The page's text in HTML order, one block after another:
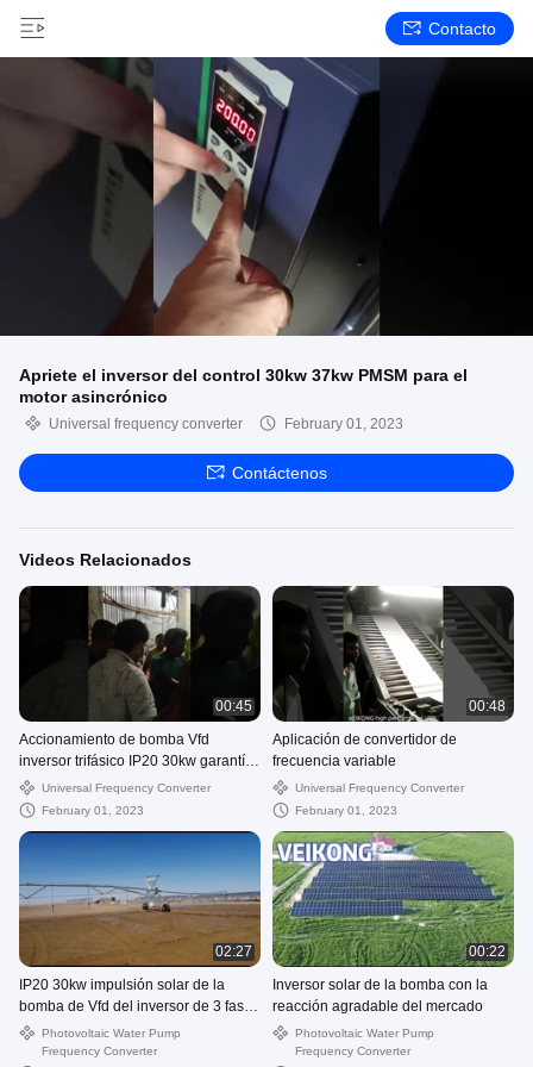
Contacto
Apriete el inversor del control 30kw 37kw PMSM para el
motor asincrónico
Universal frequency converter February 01, 2023
Contáctenos
Videos Relacionados
00:45
Accionamiento de bomba Vfd
inversor trifásico IP20 30kw garantía
de 18 meses
Universal Frequency Converter
February 01, 2023
00:48
Aplicación de convertidor de
frecuencia variable
Universal Frequency Converter
February 01, 2023
02:27
IP20 30kw impulsión solar de la
bomba de Vfd del inversor de 3 fases
garantía de 18 meses
Photovoltaic Water Pump
Frequency Converter
00:22
Inversor solar de la bomba con la
reacción agradable del mercado
Photovoltaic Water Pump
Frequency Converter